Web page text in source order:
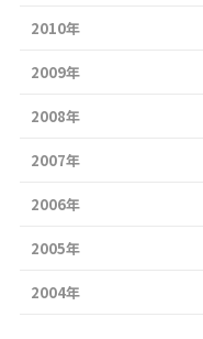
2010年
2009年
2008年
2007年
2006年
2005年
2004年